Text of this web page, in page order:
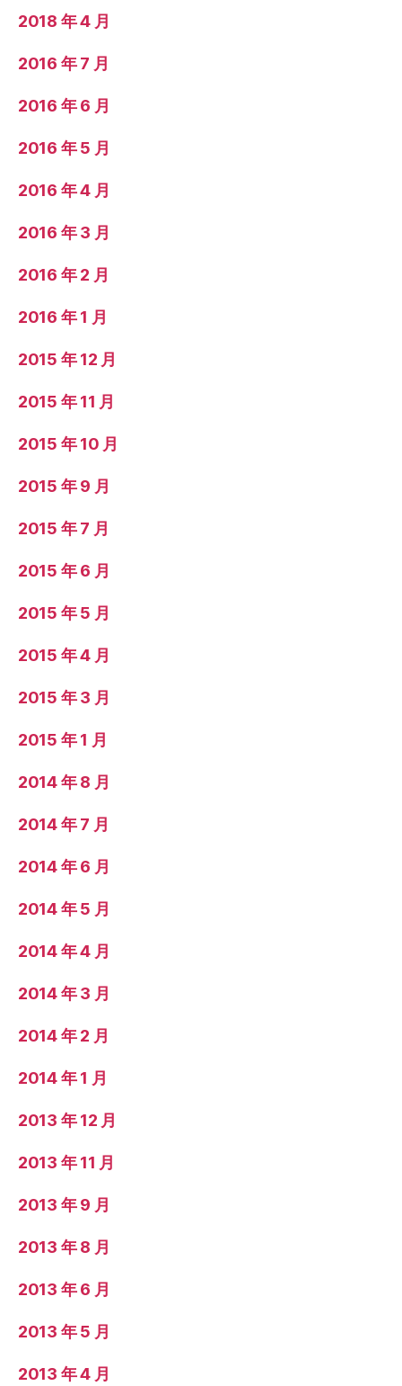
2018 年 4 月
2016 年 7 月
2016 年 6 月
2016 年 5 月
2016 年 4 月
2016 年 3 月
2016 年 2 月
2016 年 1 月
2015 年 12 月
2015 年 11 月
2015 年 10 月
2015 年 9 月
2015 年 7 月
2015 年 6 月
2015 年 5 月
2015 年 4 月
2015 年 3 月
2015 年 1 月
2014 年 8 月
2014 年 7 月
2014 年 6 月
2014 年 5 月
2014 年 4 月
2014 年 3 月
2014 年 2 月
2014 年 1 月
2013 年 12 月
2013 年 11 月
2013 年 9 月
2013 年 8 月
2013 年 6 月
2013 年 5 月
2013 年 4 月